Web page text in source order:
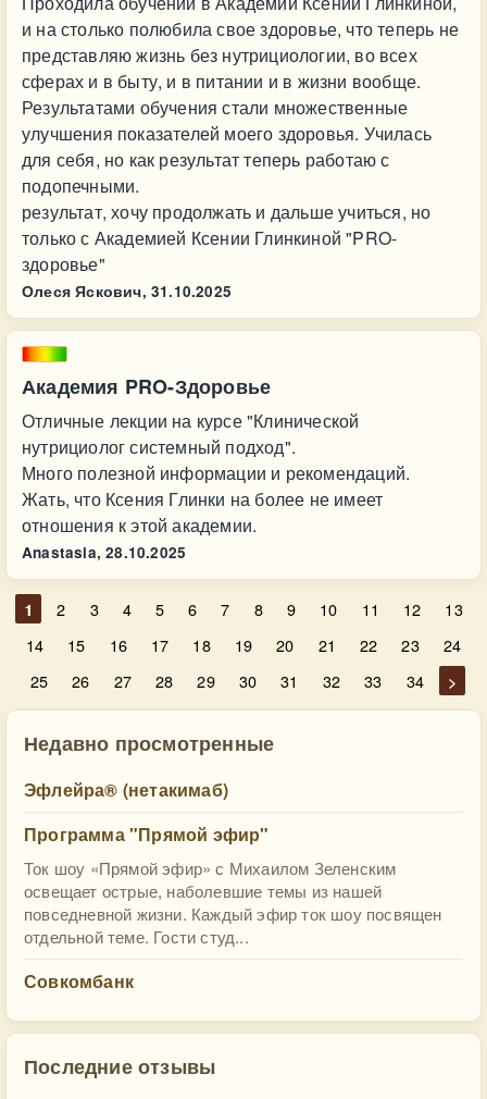
и на столько полюбила свое здоровье, что теперь не
представляю жизнь без нутрициологии, во всех
сферах и в быту, и в питании и в жизни вообще.
Результатами обучения стали множественные
улучшения показателей моего здоровья. Училась
для себя, но как результат теперь работаю с
подопечными.
результат, хочу продолжать и дальше учиться, но
только с Академией Ксении Глинкиной "PRO-
здоровье"
Олеся Яскович, 31.10.2025
Академия PRO-Здоровье
Отличные лекции на курсе "Клинической
нутрициолог системный подход".
Много полезной информации и рекомендаций.
Жать, что Ксения Глинки на более не имеет
отношения к этой академии.
Anastasia, 28.10.2025
1 2 3 4 5 6 7 8 9 10 11 12
13
14
15 16 17 18 19 20 21 22 23
24
25
26 27 28 29 30 31 32 33 34 >
Недавно просмотренные
Эфлейра® (нетакимаб)
Программа "Прямой эфир"
Ток шоу «Прямой эфир» с Михаилом Зеленским
освещает острые, наболевшие темы из нашей
повседневной жизни. Каждый эфир ток шоу посвящен
отдельной теме. Гости студ...
Совкомбанк
Последние отзывы